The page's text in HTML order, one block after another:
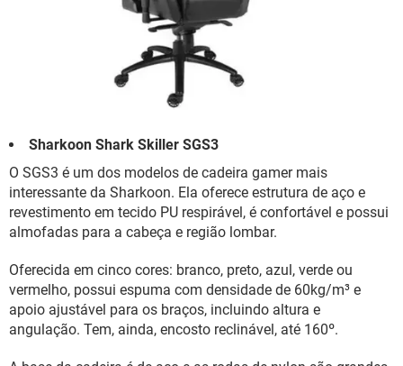
Sharkoon Shark Skiller SGS3
O SGS3 é um dos modelos de cadeira gamer mais
interessante da Sharkoon. Ela oferece estrutura de aço e
revestimento em tecido PU respirável, é confortável e possui
almofadas para a cabeça e região lombar.
Oferecida em cinco cores: branco, preto, azul, verde ou
vermelho, possui espuma com densidade de 60kg/m³ e
apoio ajustável para os braços, incluindo altura e
angulação. Tem, ainda, encosto reclinável, até 160º.